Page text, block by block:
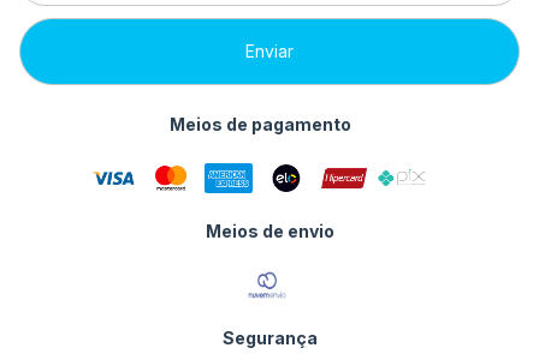
Meios de pagamento
Meios de envio
Segurança